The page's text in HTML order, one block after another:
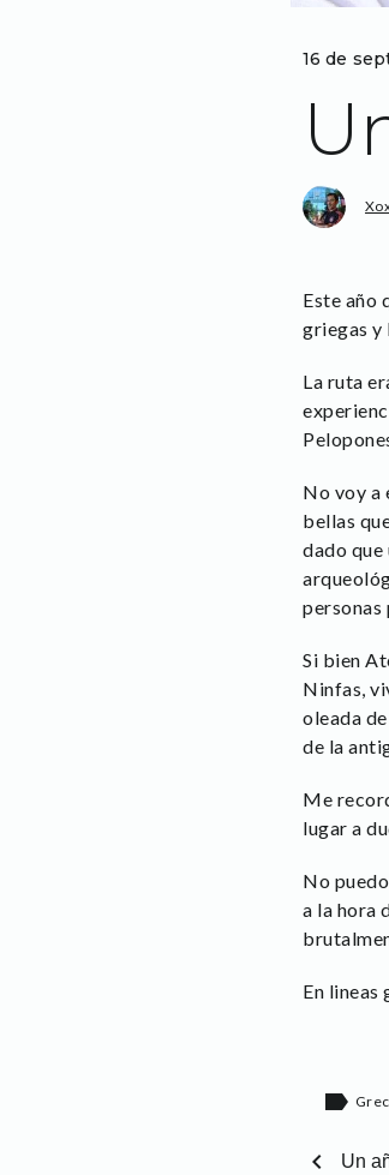
16 de
Este año
griegas y
La ruta
No voy a
bellas
dado
personas
Si bien
Ninfas,
oleada
de la
Me
lugar a
No
a la hora
En lineas
label
chevron_left Un